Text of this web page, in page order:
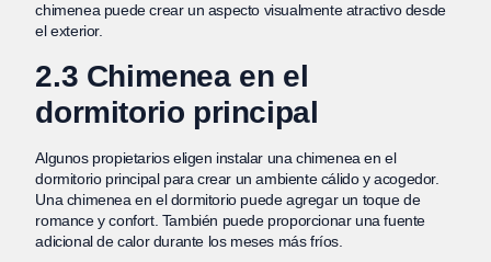
chimenea puede crear un aspecto visualmente atractivo desde
el exterior.
2.3 Chimenea en el
dormitorio principal
Algunos propietarios eligen instalar una chimenea en el
dormitorio principal para crear un ambiente cálido y acogedor.
Una chimenea en el dormitorio puede agregar un toque de
romance y confort. También puede proporcionar una fuente
adicional de calor durante los meses más fríos.